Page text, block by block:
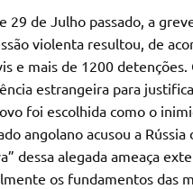
29 de Julho passado, a
violenta resultou, de
e mais de 1200
estrangeira para
foi escolhida como o
angolano acusou a
dessa alegada ameaça
os fundamentos das